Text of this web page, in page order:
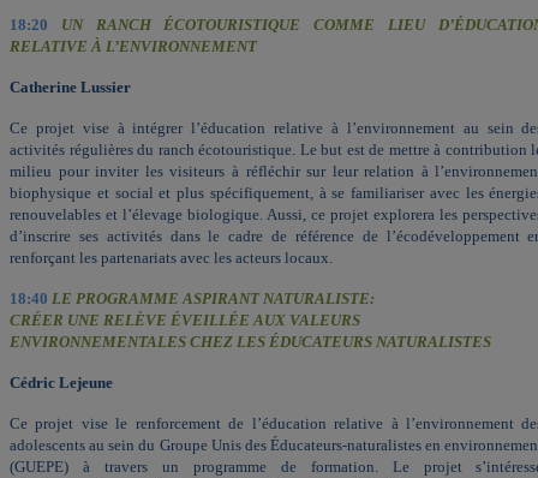
18:20 UN RANCH ÉCOTOURISTIQUE COMME LIEU
RELATIVE À L’ENVIRONNEMENT
Catherine Lussier
Ce projet vise à intégrer l’éducation relative à l’environnement au sein
activités régulières du ranch écotouristique. Le but est de mettre à contribution
milieu pour inviter les visiteurs à réfléchir sur leur relation à
biophysique et social et plus spécifiquement, à se familiariser avec les
renouvelables et l’élevage biologique. Aussi, ce projet explorera les
d’inscrire ses activités dans le cadre de référence de l’écodéveloppement
renforçant les partenariats avec les acteurs locaux.
18:40 LE PROGRAMME ASPIRANT NATURALISTE:
CRÉER UNE RELÈVE ÉVEILLÉE AUX VALEURS
ENVIRONNEMENTALES CHEZ LES ÉDUCATEURS NATURALISTES
Cédric Lejeune
Ce projet vise le renforcement de l’éducation relative à l’environnement
adolescents au sein du Groupe Unis des Éducateurs-naturalistes en
(GUEPE) à travers un programme de formation. Le projet